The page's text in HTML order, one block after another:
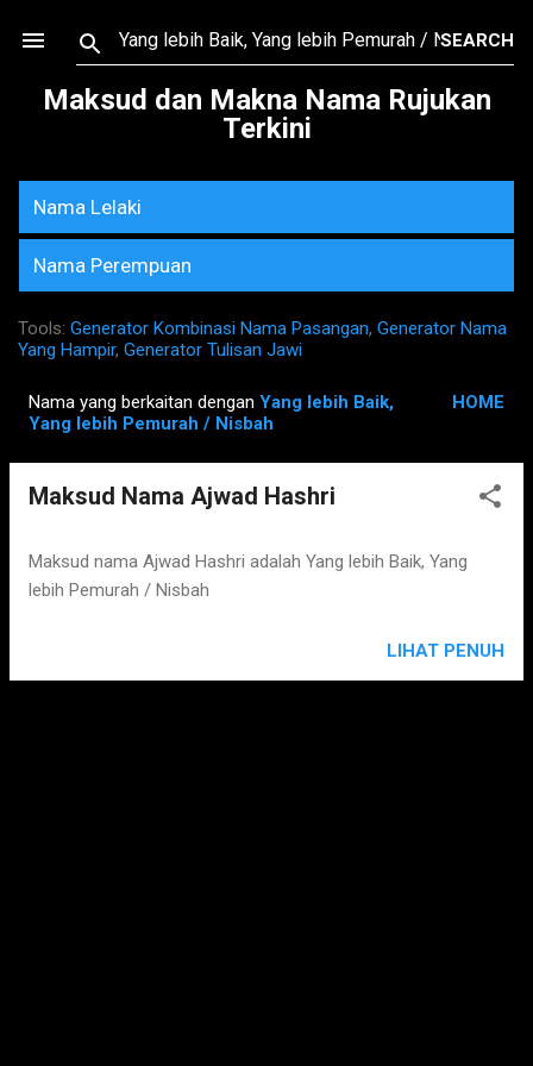
Skip to main content
Maksud dan Makna Nama Rujukan
Terkini
Nama Lelaki
Nama Perempuan
Tools: Generator Kombinasi Nama Pasangan, Generator Nama
Yang Hampir, Generator Tulisan Jawi
Nama yang berkaitan dengan Yang lebih Baik,
Yang lebih Pemurah / Nisbah
HOME
Maksud Nama Ajwad Hashri
Maksud nama Ajwad Hashri adalah Yang lebih Baik, Yang
lebih Pemurah / Nisbah
LIHAT PENUH